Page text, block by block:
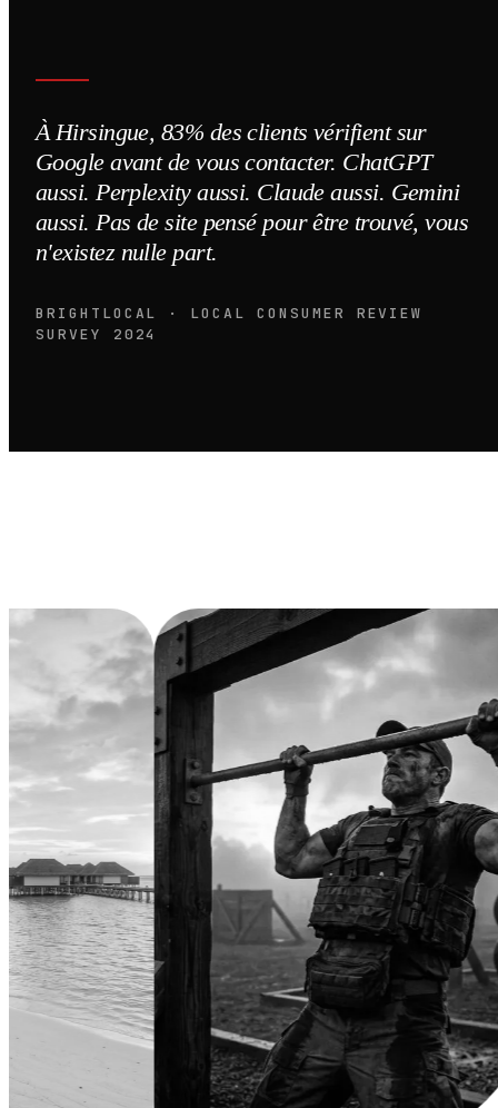
À Hirsingue, 83% des clients vérifient sur
Google avant de vous contacter. ChatGPT
aussi. Perplexity aussi. Claude aussi. Gemini
aussi. Pas de site pensé pour être trouvé, vous
n'existez nulle part.
BRIGHTLOCAL · LOCAL CONSUMER REVIEW
SURVEY 2024